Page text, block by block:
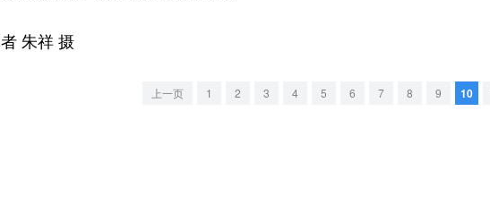
朱祥 摄
上一页 1 2 3 4 5 6 7 8 9 10